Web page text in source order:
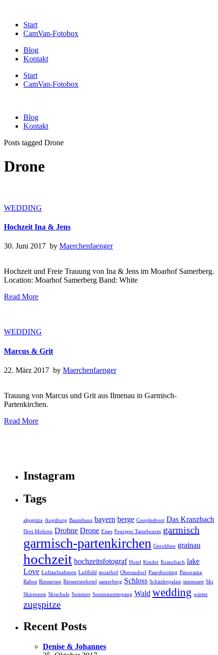
Start
CamVan-Fotobox
Blog
Kontakt
Start
CamVan-Fotobox
Blog
Kontakt
Posts tagged Drone
Drone
WEDDING
Hochzeit Ina & Jens
30. Juni 2017 by Maerchenfaenger
Hochzeit und Freie Trauung von Ina & Jens im Moarhof Samerberg.
Location: Moarhof Samerberg Band: White
Read More
WEDDING
Marcus & Grit
22. März 2017 by Maerchenfaenger
Trauung von Marcus und Grit aus Ilmenau in Garmisch-
Partenkirchen.
Read More
Instagram
Tags
alpspitze Augsburg Baumhaus bayern berge Coupleshoot Das Kranzbach
Drei Mohren Drohne Drone Eises Feuriger Tatzelwurm garmisch
garmisch-partenkirchen Geroldsee grainau
hochzeit hochzeitsfotograf Hotel Kinder Kranzbach lake
Love Luftaufnahmen Luftbild moarhof Oberaudorf Paarshooting Panorama
Rabea Riessersee Riesserseehotel samerberg Schloss Schäzlerpalais simmssee Ski
Skirennen Skischule Sommer Sonnenuntergang Wald wedding winter
zugspitze
Recent Posts
Denise & Johannes